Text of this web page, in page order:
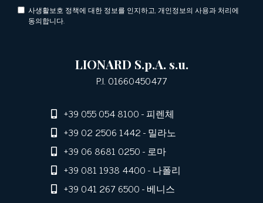
사생활보호 정책에 대한 정보를 인지하고, 개인정보의 사용과 처리에
동의합니다.
LIONARD S.p.A. s.u.
P.I. 01660450477
+39 055 054 8100- 피렌체
+39 02 2506 1442- 밀라노
+39 06 8681 0250- 로마
+39 081 1938 4400- 나폴리
+39 041 267 6500- 베니스